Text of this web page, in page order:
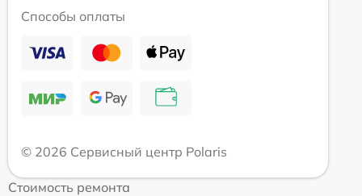
Способы оплаты
© 2026 Сервисный центр Polaris
Стоимость ремонта